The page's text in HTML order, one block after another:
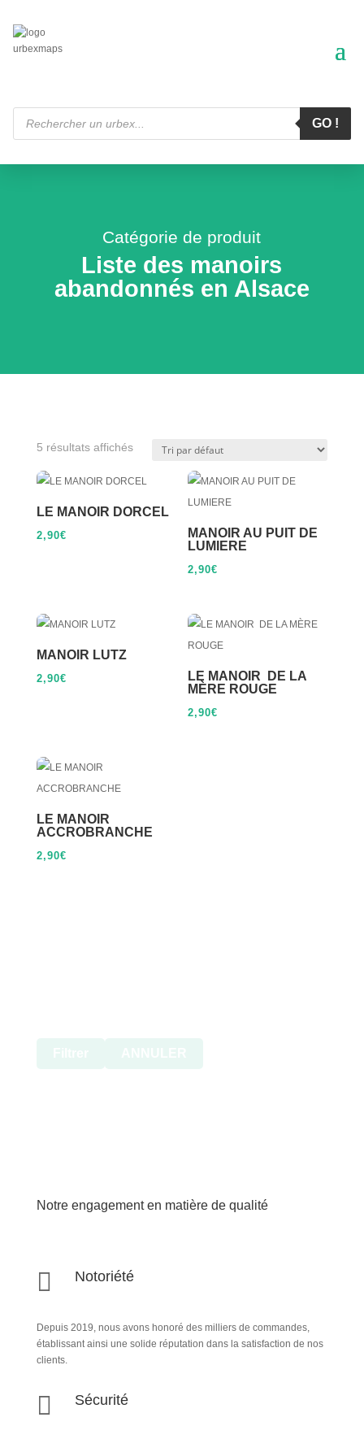
Recherche
produits
GO !
Catégorie de produit
Liste des manoirs
abandonnés en Alsace
5 résultats affichés
LE MANOIR DORCEL
2,90€
MANOIR AU PUIT DE
LUMIERE
2,90€
MANOIR LUTZ
2,90€
LE MANOIR DE LA
MÈRE ROUGE
2,90€
LE MANOIR
ACCROBRANCHE
2,90€
Notre engagement en matière de qualité
 Notoriété
Depuis 2019, nous avons honoré des milliers de commandes,
établissant ainsi une solide réputation dans la satisfaction de nos
clients.
 Sécurité